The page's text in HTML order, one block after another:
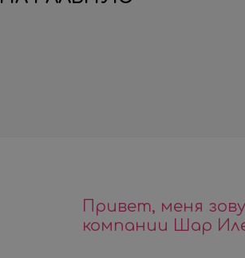
Привет, меня
компании Шар